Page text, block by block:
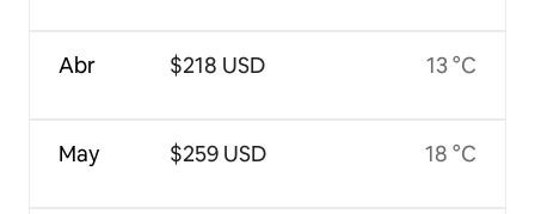
Abr
May
$218 USD
$259 USD
13 °C
18 °C